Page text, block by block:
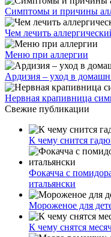
Симптомы и причины
Чем лечить
Меню при аллергии
Ардизия – уход в
Нервная крапивница
Свежие публикации
К чему снится
Фокачча с
итальянски
Мороженое для
К чему снятся